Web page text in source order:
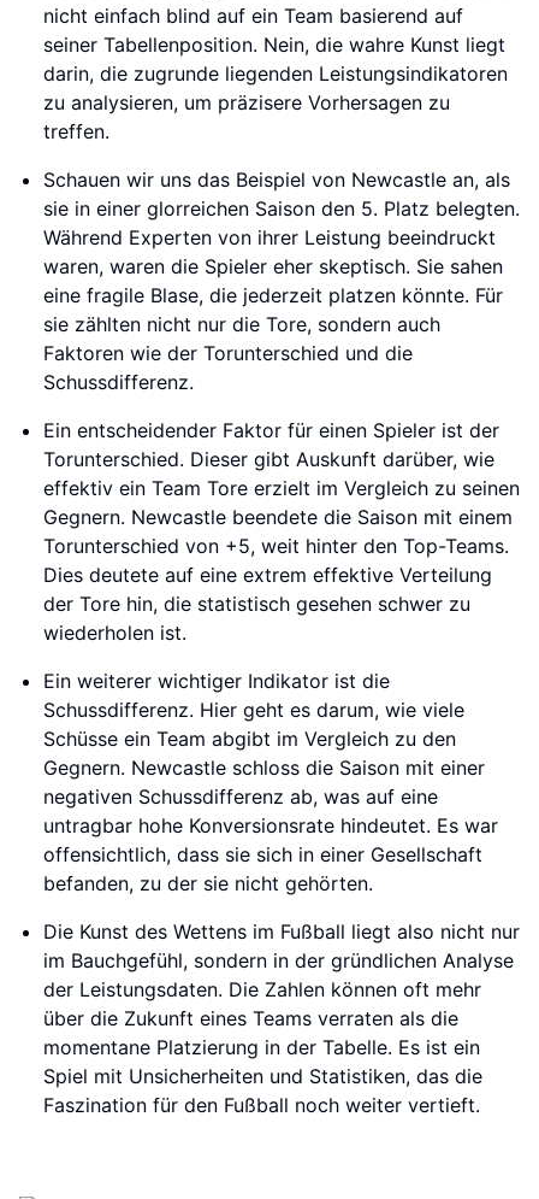
nicht einfach blind auf ein Team basierend auf
seiner Tabellenposition. Nein, die wahre Kunst liegt
darin, die zugrunde liegenden Leistungsindikatoren
zu analysieren, um präzisere Vorhersagen zu
treffen.
Schauen wir uns das Beispiel von Newcastle an, als
sie in einer glorreichen Saison den 5. Platz belegten.
Während Experten von ihrer Leistung beeindruckt
waren, waren die Spieler eher skeptisch. Sie sahen
eine fragile Blase, die jederzeit platzen könnte. Für
sie zählten nicht nur die Tore, sondern auch
Faktoren wie der Torunterschied und die
Schussdifferenz.
Ein entscheidender Faktor für einen Spieler ist der
Torunterschied. Dieser gibt Auskunft darüber, wie
effektiv ein Team Tore erzielt im Vergleich zu seinen
Gegnern. Newcastle beendete die Saison mit einem
Torunterschied von +5, weit hinter den Top-Teams.
Dies deutete auf eine extrem effektive Verteilung
der Tore hin, die statistisch gesehen schwer zu
wiederholen ist.
Ein weiterer wichtiger Indikator ist die
Schussdifferenz. Hier geht es darum, wie viele
Schüsse ein Team abgibt im Vergleich zu den
Gegnern. Newcastle schloss die Saison mit einer
negativen Schussdifferenz ab, was auf eine
untragbar hohe Konversionsrate hindeutet. Es war
offensichtlich, dass sie sich in einer Gesellschaft
befanden, zu der sie nicht gehörten.
Die Kunst des Wettens im Fußball liegt also nicht nur
im Bauchgefühl, sondern in der gründlichen Analyse
der Leistungsdaten. Die Zahlen können oft mehr
über die Zukunft eines Teams verraten als die
momentane Platzierung in der Tabelle. Es ist ein
Spiel mit Unsicherheiten und Statistiken, das die
Faszination für den Fußball noch weiter vertieft.